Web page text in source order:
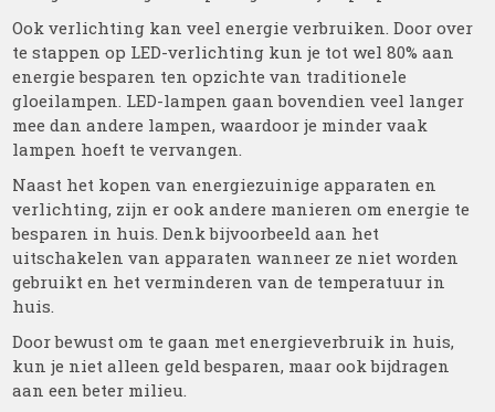
Ook verlichting kan veel energie verbruiken. Door over
te stappen op LED-verlichting kun je tot wel 80% aan
energie besparen ten opzichte van traditionele
gloeilampen. LED-lampen gaan bovendien veel langer
mee dan andere lampen, waardoor je minder vaak
lampen hoeft te vervangen.
Naast het kopen van energiezuinige apparaten en
verlichting, zijn er ook andere manieren om energie te
besparen in huis. Denk bijvoorbeeld aan het
uitschakelen van apparaten wanneer ze niet worden
gebruikt en het verminderen van de temperatuur in
huis.
Door bewust om te gaan met energieverbruik in huis,
kun je niet alleen geld besparen, maar ook bijdragen
aan een beter milieu.